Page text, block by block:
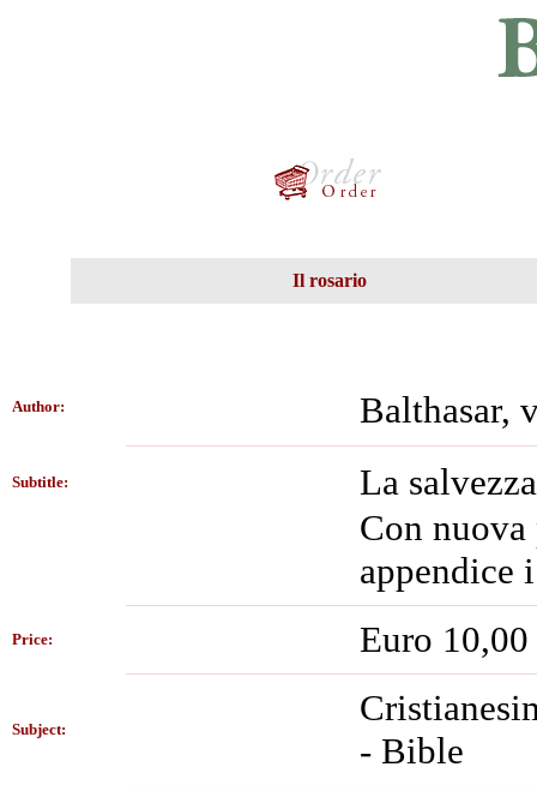
Il rosario
Author: Balthasar,
Subtitle:
La
Con
appendice
Price: Euro 10,00
Subject:
- Bible